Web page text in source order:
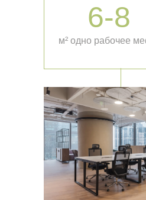
6-8
м² одно рабочее